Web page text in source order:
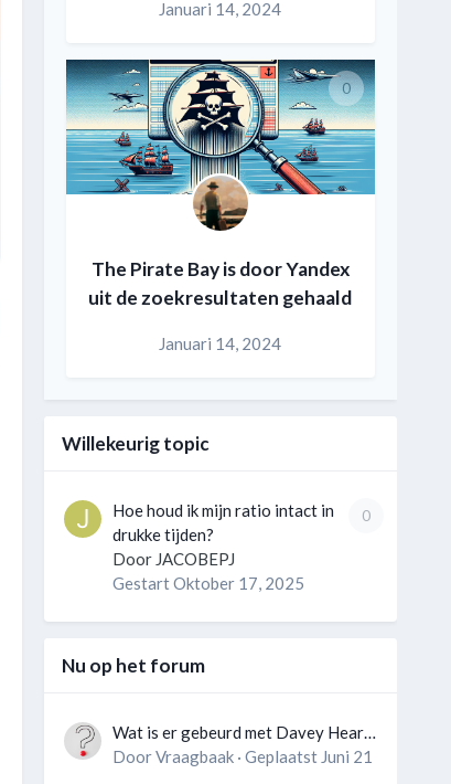
Januari 14, 2024
0
The Pirate Bay is door Yandex
uit de zoekresultaten gehaald
Januari 14, 2024
Willekeurig topic
0
Hoe houd ik mijn ratio intact in
drukke tijden?
Door JACOBEPJ
GestartOktober 17, 2025
Nu op het forum
Wat is er gebeurd met Davey Hearn
en de vandalisatie van het
DoorVraagbaak· Geplaatst Juni 21